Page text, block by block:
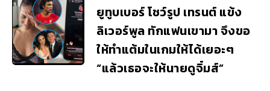
ยูทูบเบอร์ โชว์รูป เทรนต์ แข้ง
ลิเวอร์พูล ทักแฟนเขามา จึงขอ
ให้ทำแต้มในเกมให้ได้เยอะๆ
“แล้วเธอจะให้นายดูจิ๋มส์”